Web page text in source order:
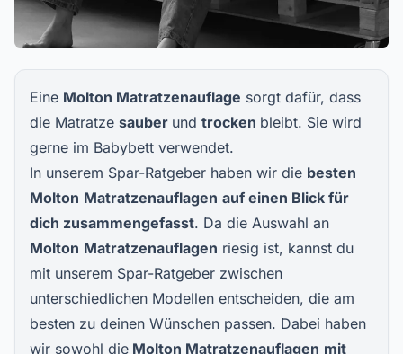
Eine Molton Matratzenauflage sorgt dafür, dass
die Matratze sauber und trocken bleibt. Sie wird
gerne im Babybett verwendet.
In unserem Spar-Ratgeber haben wir die besten
Molton Matratzenauflagen auf einen Blick für
dich zusammengefasst. Da die Auswahl an
Molton Matratzenauflagen riesig ist, kannst du
mit unserem Spar-Ratgeber zwischen
unterschiedlichen Modellen entscheiden, die am
besten zu deinen Wünschen passen. Dabei haben
wir sowohl die Molton Matratzenauflagen mit